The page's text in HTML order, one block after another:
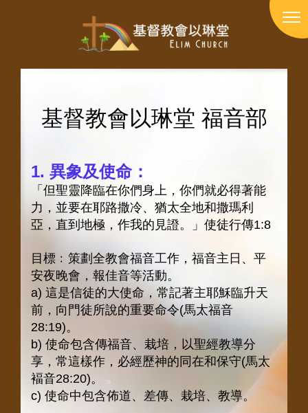
切
換
基督教會以琳堂 福音部
1. 異象及使命：
「但聖靈降臨在你們身上，你們就必得著能
力，並要在耶路撒冷、猶太全地和撒瑪利
亞，直到地極，作我的見證。」使徒行傳1:8
目標﹕策劃全教會福音工作，福音主日、平
安夜晚會，報佳音等活動。
a) 這是信徒的大使命，常記著主耶穌臨升天
前，向門徒所說的重要命令(馬太福音
28:19)。
b) 使命包含傳福音、栽培，以聖經教導分
享，常這樣作，必經歷神的同在和保守(馬太
褔音28:20)。
c) 使命中包含佈道、差傳、栽培、教導。